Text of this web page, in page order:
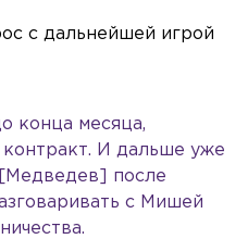
с дальнейшей игрой
конца месяца,
И дальше уже
после
с Мишей